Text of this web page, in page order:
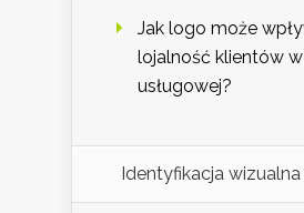
Jak logo może
lojalność klientów
usługowej?
Identyfikacja